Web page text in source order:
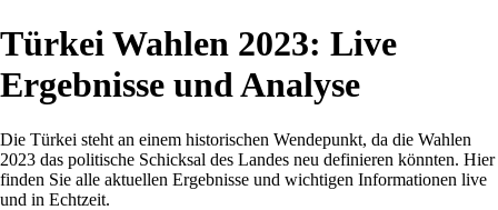
Türkei Wahlen 2023: Live
Ergebnisse und Analyse
Die Türkei steht an einem historischen Wendepunkt, da die Wahlen
2023 das politische Schicksal des Landes neu definieren könnten. Hier
finden Sie alle aktuellen Ergebnisse und wichtigen Informationen live
und in Echtzeit.